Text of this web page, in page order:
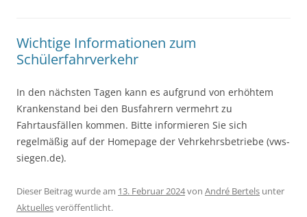
Wichtige Informationen zum
Schülerfahrverkehr
In den nächsten Tagen kann es aufgrund von erhöhtem
Krankenstand bei den Busfahrern vermehrt zu
Fahrtausfällen kommen. Bitte informieren Sie sich
regelmäßig auf der Homepage der Vehrkehrsbetriebe (vws-
siegen.de).
Dieser Beitrag wurde am 13. Februar 2024von André Bertels unter
Aktuellesveröffentlicht.